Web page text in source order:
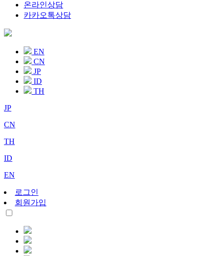
온라인상담
카카오톡상담
EN
CN
JP
ID
TH
JP
CN
TH
ID
EN
로그인
회원가입